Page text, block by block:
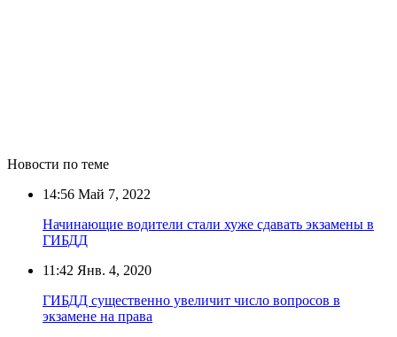
Новости по теме
14:56 Май 7, 2022
Начинающие водители стали хуже сдавать экзамены в
ГИБДД
11:42 Янв. 4, 2020
ГИБДД существенно увеличит число вопросов в
экзамене на права